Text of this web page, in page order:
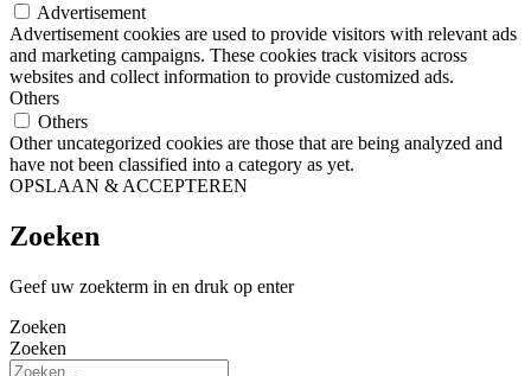
Advertisement
Advertisement cookies are used to provide visitors with relevant ads
and marketing campaigns. These cookies track visitors across
websites and collect information to provide customized ads.
Others
Others
Other uncategorized cookies are those that are being analyzed and
have not been classified into a category as yet.
OPSLAAN & ACCEPTEREN
Zoeken
Geef uw zoekterm in en druk op enter
Zoeken
Zoeken